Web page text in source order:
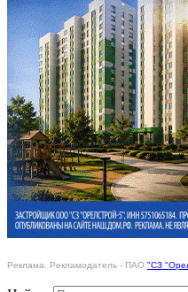
Реклама. Рекламодатель - ПАО "СЗ